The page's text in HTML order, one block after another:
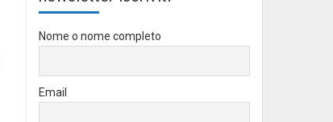
Nome o nome completo
Email